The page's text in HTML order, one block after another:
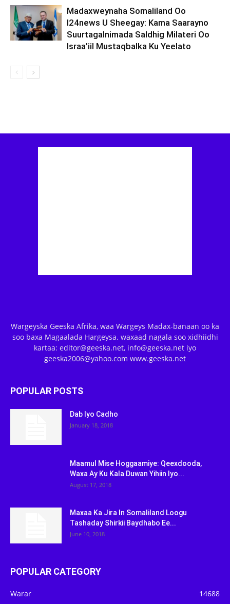
Madaxweynaha Somaliland Oo
I24news U Sheegay: Kama Saarayno
Suurtagalnimada Saldhig Milateri Oo
Israa’iil Mustaqbalka Ku Yeelato
Wargeyska Geeska Afrika, waa Wargeys Madax-banaan oo ka
soo baxa Magaalada Hargeysa. waxaad nagala soo xidhiidhi
kartaa: editor@geeska.net, info@geeska.net iyo
geeska2006@yahoo.com www.geeska.net
POPULAR POSTS
Dab Iyo Cadho
January 18, 2018
Maamul Mise Hoggaamiye: Qeexdooda,
Waxa Ay Ku Kala Duwan Yihiin Iyo...
August 17, 2018
Maxaa Ka Jira In Somaliland Loogu
Tashaday Shirkii Baydhabo Ee...
June 10, 2018
POPULAR CATEGORY
Warar 14688